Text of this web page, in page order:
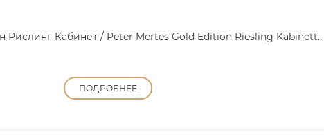
Кабинет / Peter Mertes Gold Edition Riesling Kabinett...
ПОДРОБНЕЕ